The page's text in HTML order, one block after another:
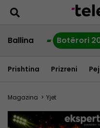
Ballina Botërori
Prishtina Prizreni
Magazina > Yjet